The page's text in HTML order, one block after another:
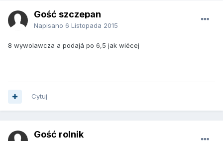
Gość szczepan
Napisano 6 Listopada 2015
8 wywolawcza a podajá po 6,5 jak wiécej
Cytuj
Gość rolnik